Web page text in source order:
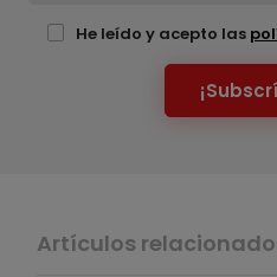
He leído y acepto las
Artículos